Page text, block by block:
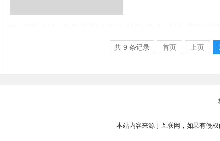
共9 条记录 首页 上页
本站内容来源于互联网，如果有侵